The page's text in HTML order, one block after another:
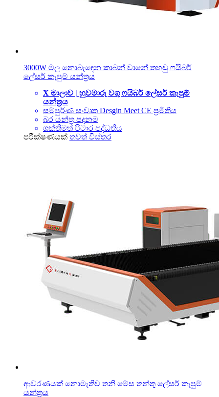
3000W මල නොබැඳෙන කාබන් වානේ තහඩු ෆයිබර්
ලේසර් කැපුම් යන්ත්‍රය
X මාලාව | හුවමාරු වගු ෆයිබර් ලේසර් කැපුම්
යන්ත්‍රය
සම්පුර්ණ සංවෘත Desgin Meet CE ප්‍රමිතිය
බර යන්ත්‍ර පදනම
ශක්තිමත් පිටාර පද්ධතිය
පරීක්ෂණයක් තවත් විස්තර
ආවරණයක් නොමැතිව තනි මේස තන්තු ලේසර් කැපුම්
යන්ත්‍රය